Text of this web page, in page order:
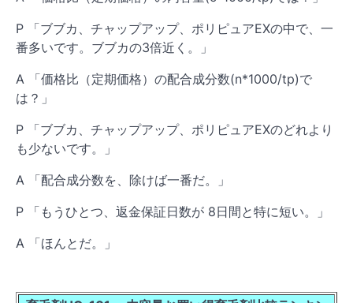
P 「ブブカ、チャップアップ、ポリピュアEXの中で、一
番多いです。ブブカの3倍近く。」
A 「価格比（定期価格）の配合成分数(n*1000/tp)で
は？」
P 「ブブカ、チャップアップ、ポリピュアEXのどれより
も少ないです。」
A 「配合成分数を、除けば一番だ。」
P 「もうひとつ、返金保証日数が 8日間と特に短い。」
A 「ほんとだ。」